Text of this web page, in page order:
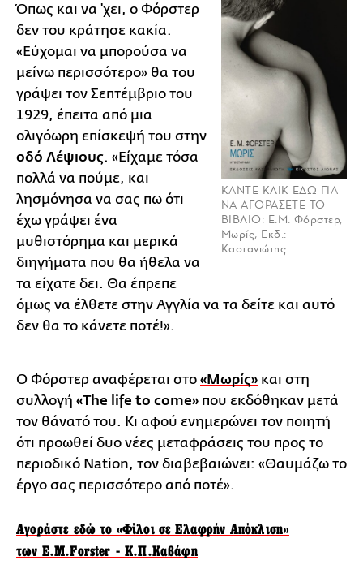
ΚΑΝΤΕ ΚΛΙΚ ΕΔΩ ΓΙΑ
ΝΑ ΑΓΟΡΑΣΕΤΕ ΤΟ
ΒΙΒΛΙΟ: Ε.Μ. Φόρστερ,
Μωρίς, Εκδ.:
Καστανιώτης
Όπως και να 'χει, ο Φόρστερ
δεν του κράτησε κακία.
«Εύχομαι να μπορούσα να
μείνω περισσότερο» θα του
γράψει τον Σεπτέμβριο του
1929, έπειτα από μια
ολιγόωρη επίσκεψή του στην
οδό Λέψιους. «Είχαμε τόσα
πολλά να πούμε, και
λησμόνησα να σας πω ότι
έχω γράψει ένα
μυθιστόρημα και μερικά
διηγήματα που θα ήθελα να
τα είχατε δει. Θα έπρεπε
όμως να έλθετε στην Αγγλία να τα δείτε και αυτό
δεν θα το κάνετε ποτέ!».
Ο Φόρστερ αναφέρεται στο «Μωρίς» και στη
συλλογή «The life to come» που εκδόθηκαν μετά
τον θάνατό του. Κι αφού ενημερώνει τον ποιητή
ότι προωθεί δυο νέες μεταφράσεις του προς το
περιοδικό Nation, τον διαβεβαιώνει: «Θαυμάζω το
έργο σας περισσότερο από ποτέ».
Αγοράστε εδώ το «Φίλοι σε Ελαφρήν Απόκλιση»
των E.M.Forster - Κ.Π.Καβάφη